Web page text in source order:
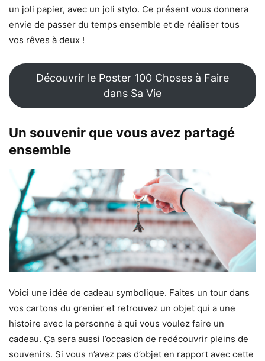
un joli papier, avec un joli stylo. Ce présent vous donnera
envie de passer du temps ensemble et de réaliser tous
vos rêves à deux !
Découvrir le Poster 100 Choses à Faire
dans Sa Vie
Un souvenir que vous avez partagé
ensemble
Voici une idée de cadeau symbolique. Faites un tour dans
vos cartons du grenier et retrouvez un objet qui a une
histoire avec la personne à qui vous voulez faire un
cadeau. Ça sera aussi l’occasion de redécouvrir pleins de
souvenirs. Si vous n’avez pas d’objet en rapport avec cette